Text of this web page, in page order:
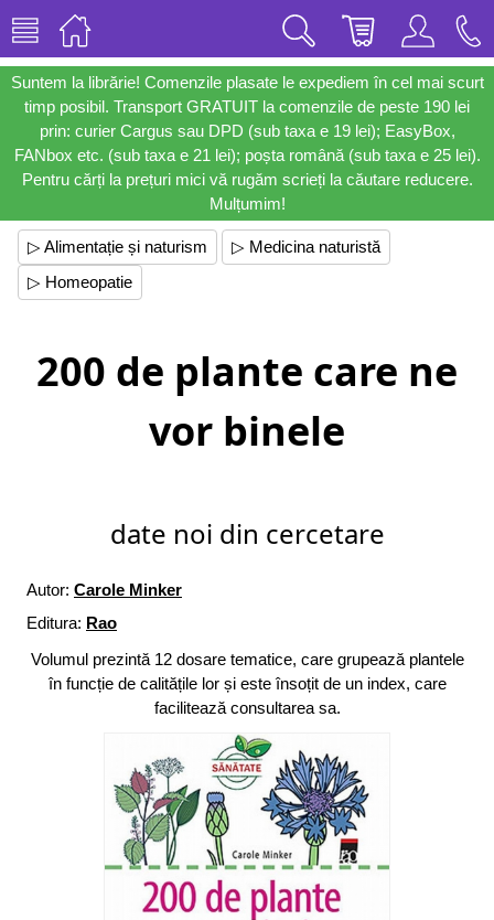
Suntem la librărie! Comenzile plasate le expediem în cel mai scurt
timp posibil. Transport GRATUIT la comenzile de peste 190 lei
prin: curier Cargus sau DPD (sub taxa e 19 lei); EasyBox,
FANbox etc. (sub taxa e 21 lei); poșta română (sub taxa e 25 lei).
Pentru cărți la prețuri mici vă rugăm scrieți la căutare reducere.
Mulțumim!
▷ Alimentație și naturism
▷ Medicina naturistă
▷ Homeopatie
200 de plante care ne
vor binele
date noi din cercetare
Autor: Carole Minker
Editura: Rao
Volumul prezintă 12 dosare tematice, care grupează plantele
în funcție de calitățile lor și este însoțit de un index, care
facilitează consultarea sa.